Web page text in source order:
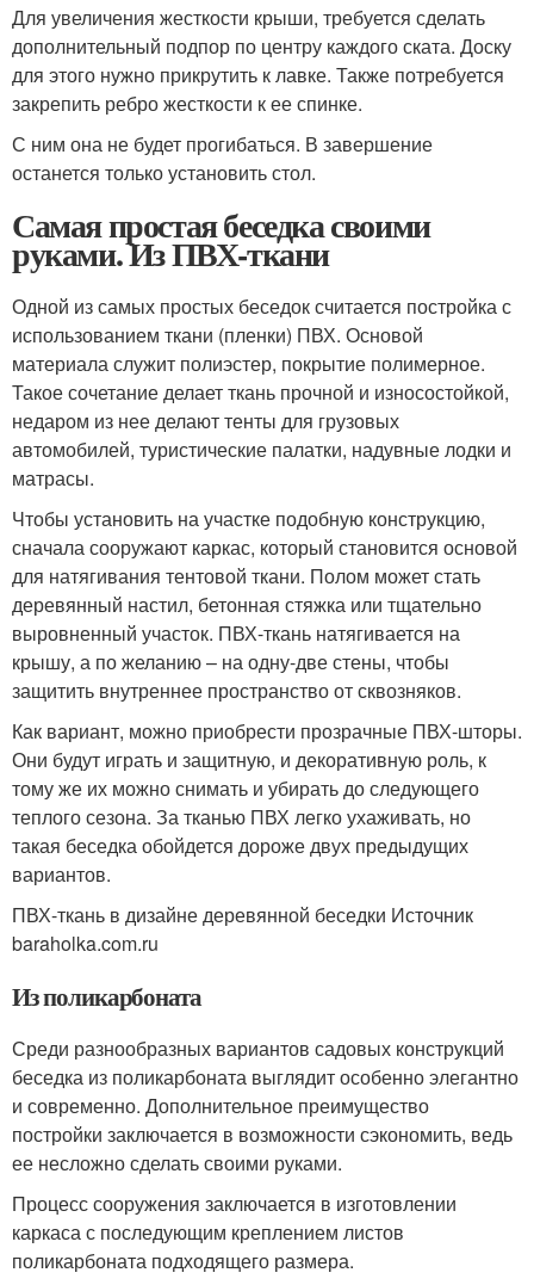
Для увеличения жесткости крыши, требуется сделать
дополнительный подпор по центру каждого ската. Доску
для этого нужно прикрутить к лавке. Также потребуется
закрепить ребро жесткости к ее спинке.
С ним она не будет прогибаться. В завершение
останется только установить стол.
Самая простая беседка своими
руками. Из ПВХ-ткани
Одной из самых простых беседок считается постройка с
использованием ткани (пленки) ПВХ. Основой
материала служит полиэстер, покрытие полимерное.
Такое сочетание делает ткань прочной и износостойкой,
недаром из нее делают тенты для грузовых
автомобилей, туристические палатки, надувные лодки и
матрасы.
Чтобы установить на участке подобную конструкцию,
сначала сооружают каркас, который становится основой
для натягивания тентовой ткани. Полом может стать
деревянный настил, бетонная стяжка или тщательно
выровненный участок. ПВХ-ткань натягивается на
крышу, а по желанию – на одну-две стены, чтобы
защитить внутреннее пространство от сквозняков.
Как вариант, можно приобрести прозрачные ПВХ-шторы.
Они будут играть и защитную, и декоративную роль, к
тому же их можно снимать и убирать до следующего
теплого сезона. За тканью ПВХ легко ухаживать, но
такая беседка обойдется дороже двух предыдущих
вариантов.
ПВХ-ткань в дизайне деревянной беседки Источник
baraholka.com.ru
Из поликарбоната
Среди разнообразных вариантов садовых конструкций
беседка из поликарбоната выглядит особенно элегантно
и современно. Дополнительное преимущество
постройки заключается в возможности сэкономить, ведь
ее несложно сделать своими руками.
Процесс сооружения заключается в изготовлении
каркаса с последующим креплением листов
поликарбоната подходящего размера.